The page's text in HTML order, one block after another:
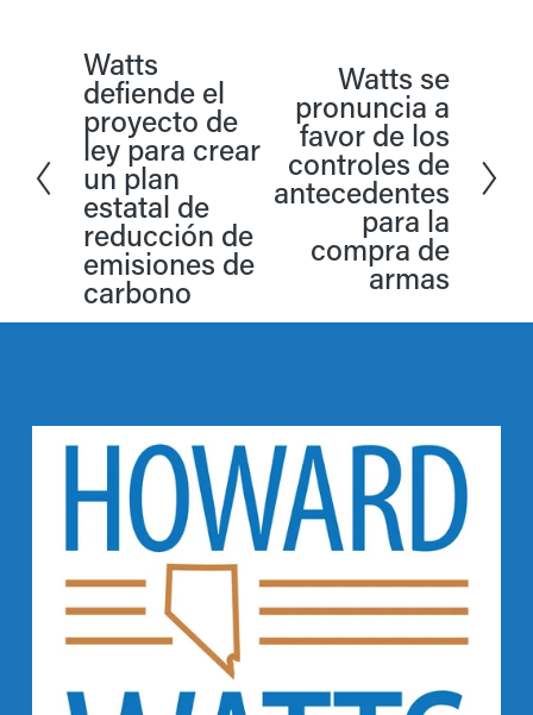
A
n
t
e
r
i
o
r
Watts
defiende el
proyecto de
ley para crear
un plan
estatal de
reducción de
emisiones de
carbono
t
Watts se
pronuncia a
favor de los
controles de
antecedentes
para la
compra de
armas